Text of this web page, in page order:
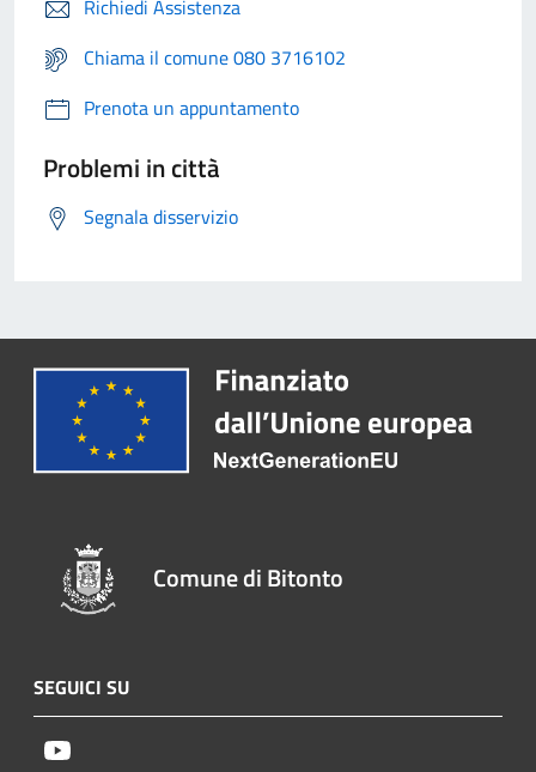
Richiedi Assistenza
Chiama il comune 080 3716102
Prenota un appuntamento
Problemi in città
Segnala disservizio
Comune di Bitonto
SEGUICI SU